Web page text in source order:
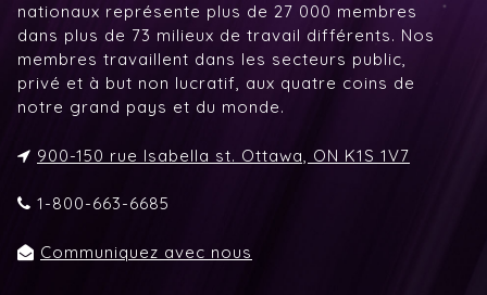
nationaux représente plus de 27 000 membres
dans plus de 73 milieux de travail différents. Nos
membres travaillent dans les secteurs public,
privé et à but non lucratif, aux quatre coins de
notre grand pays et du monde.
900-150 rue Isabella st. Ottawa, ON K1S 1V7
1-800-663-6685
Communiquez avec nous